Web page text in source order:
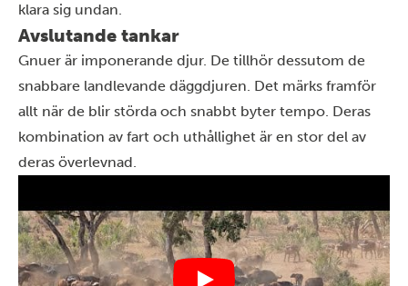
klara sig undan.
Avslutande tankar
Gnuer är imponerande djur. De tillhör dessutom de
snabbare landlevande däggdjuren. Det märks framför
allt när de blir störda och snabbt byter tempo. Deras
kombination av fart och uthållighet är en stor del av
deras överlevnad.